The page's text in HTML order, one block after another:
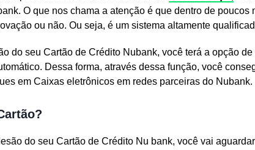
O que nos chama a atenção é que dentro de poucos
ou não. Ou seja, é um sistema altamente
do seu Cartão de Crédito Nubank, você terá a opção
Dessa forma, através dessa função, você
em Caixas eletrônicos em redes parceiras do Nubank.
do seu Cartão de Crédito Nu bank, você vai